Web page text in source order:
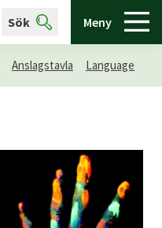
Sök Meny
Anslagstavla Language